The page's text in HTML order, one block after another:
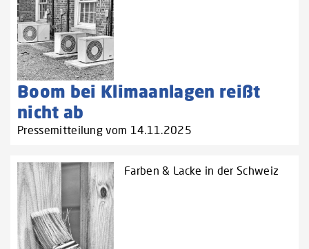
Boom bei Klimaanlagen reißt
nicht ab
Pressemitteilung vom 14.11.2025
Farben & Lacke in der Schweiz